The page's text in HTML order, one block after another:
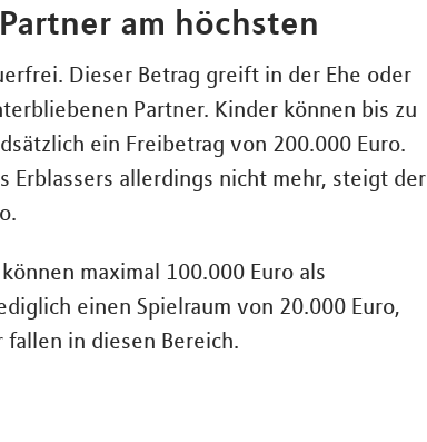
am höchsten
Dieser Betrag greift in der Ehe oder
Partner. Kinder können bis zu
ein Freibetrag von 200.000 Euro.
Erblassers allerdings nicht mehr, steigt der
maximal 100.000 Euro als
einen Spielraum von 20.000 Euro,
in diesen Bereich.